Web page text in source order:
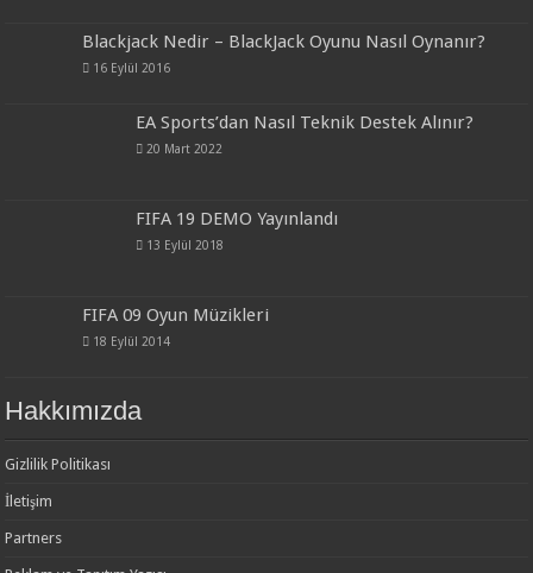
Blackjack Nedir – BlackJack Oyunu Nasıl Oynanır?
16 Eylül 2016
EA Sports’dan Nasıl Teknik Destek Alınır?
20 Mart 2022
FIFA 19 DEMO Yayınlandı
13 Eylül 2018
FIFA 09 Oyun Müzikleri
18 Eylül 2014
Hakkımızda
Gizlilik Politikası
İletişim
Partners